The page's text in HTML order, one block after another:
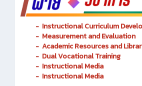
- Instructional Curriculum
- Measurement and Evaluation
- Academic Resources and Library
- Dual Vocational Training
- Instructional Media